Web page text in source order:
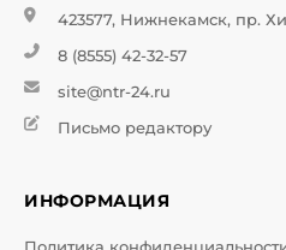
423577, Нижнекамск, пр.
8 (8555) 42-32-57
site@ntr-24.ru
Письмо редактору
ИНФОРМАЦИЯ